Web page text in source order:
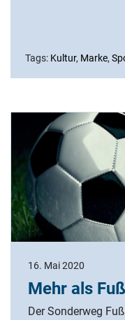
Tags: Kultur, Marke,
16. Mai 2020
Mehr als
Der Sonderweg